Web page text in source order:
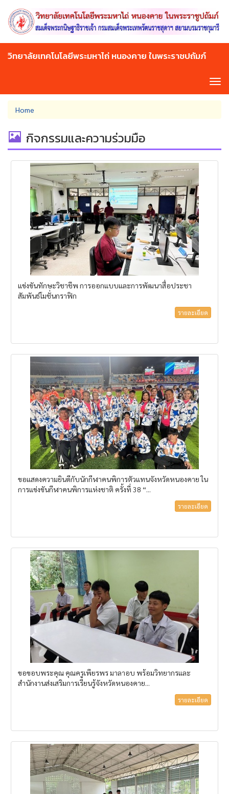
main
content
วิทยาลัยเทคโนโลยีพระมหาไถ่ หนองคาย ในพระราชปถัมภ์
You
are
here
Home
กิจกรรมและความร่วมมือ
แข่งขันทักษะวิชาชีพ การออกแบบและการพัฒนาสื่อประชา
สัมพันธ์โมชั่นกราฟิก
รายละเอียด
ขอแสดงความยินดีกับนักกีฬาคนพิการตัวแทนจังหวัดหนองคาย ใน
การแข่งขันกีฬาคนพิการแห่งชาติ ครั้งที่ 38 “...
รายละเอียด
ขอขอบพระคุณ คุณครูเพียรพร มาลาอบ พร้อมวิทยากรและ
สำนักงานส่งเสริมการเรียนรู้จังหวัดหนองคาย...
รายละเอียด